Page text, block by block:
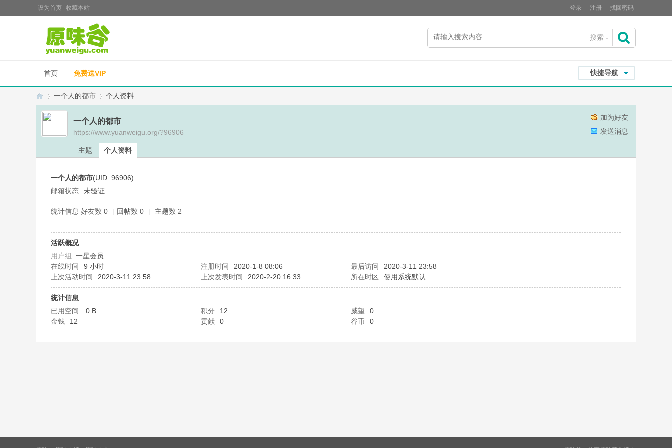
设为首页 收藏本站 登录 注册 找回密码
搜索
快捷导航
首页 免费送VIP
原›
一个人的都市 个人资料
加为好友
发送消息
一个人的都市
https://www.yuanweigu.org/?96906
主题 个人资料
一个人的都市(UID: 96906)
邮箱状态
未验证
统计信息 好友数 0 | 回帖数 0 | 主题数 2
活跃概况
用户组 一星会员
在线时间
9 小时 注册时间 2020-1-8 08:06 最后访问
2020-3-11 23:58
上次活动时间
2020-3-11 23:58 上次发表时间 2020-2-20 16:33 所在时区 使用系统默认
统计信息
已用空间
0 B 积分 12 威望
0
金钱
12 贡献 0 谷币 0